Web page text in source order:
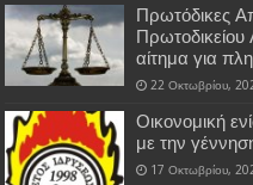
Πρωτόδικες
Πρωτοδικείου
αίτημα για
22 Οκτωβρίου,
Οικονομική
με την
17 Οκτωβρίου,